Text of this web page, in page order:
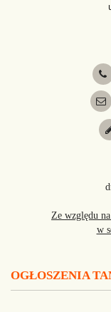
Ze względu
w
OGŁOSZENIA